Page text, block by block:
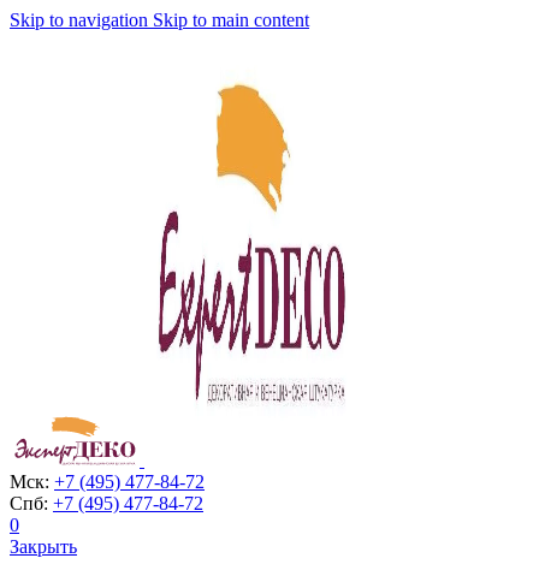
Skip to navigation Skip to main content
Мск: +7 (495) 477-84-72
Спб: +7 (495) 477-84-72
0
Закрыть